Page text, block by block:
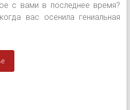
с вами в последнее время?
вас осенила гениальная